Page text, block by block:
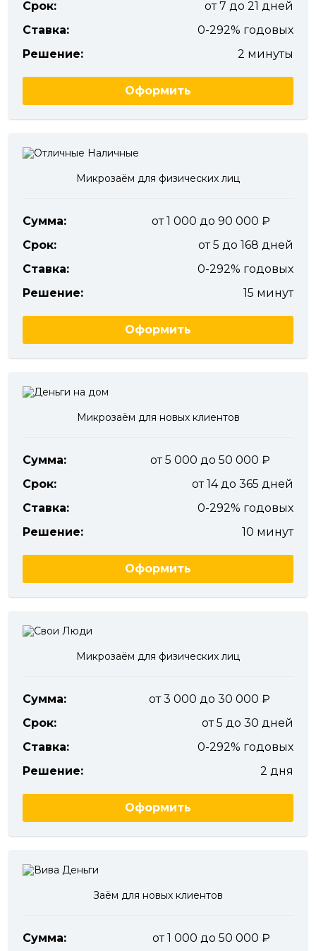
Срок:
от 7 до 21 дней
Ставка:
0-292% годовых
Решение:
2 минуты
Оформить
Микрозаём для физических лиц
Сумма:
от 1 000 до 90 000
Срок:
от 5 до 168 дней
Ставка:
0-292% годовых
Решение:
15 минут
Оформить
Микрозаём для новых клиентов
Сумма:
от 5 000 до 50 000
Срок:
от 14 до 365 дней
Ставка:
0-292% годовых
Решение:
10 минут
Оформить
Микрозаём для физических лиц
Сумма:
от 3 000 до 30 000
Срок:
от 5 до 30 дней
Ставка:
0-292% годовых
Решение:
2 дня
Оформить
Заём для новых клиентов
Сумма:
от 1 000 до 50 000